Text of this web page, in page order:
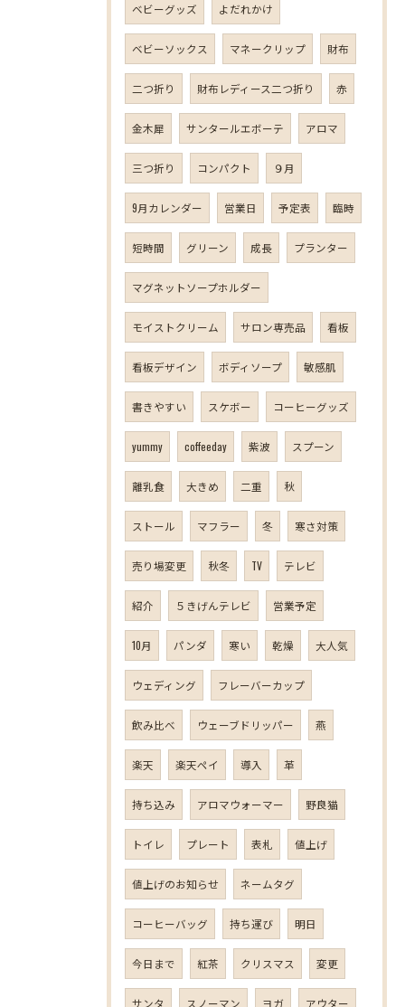
ベビーグッズ よだれかけ
ベビーソックス マネークリップ 財布
二つ折り 財布レディース二つ折り 赤
金木犀 サンタールエボーテ アロマ
三つ折り コンパクト ９月
9月カレンダー 営業日 予定表 臨時
短時間 グリーン 成長 プランター
マグネットソープホルダー
モイストクリーム サロン専売品 看板
看板デザイン ボディソープ 敏感肌
書きやすい スケボー コーヒーグッズ
yummy coffeeday 紫波 スプーン
離乳食 大きめ 二重 秋
ストール マフラー 冬 寒さ対策
売り場変更 秋冬 TV テレビ
紹介 ５きげんテレビ 営業予定
10月 パンダ 寒い 乾燥 大人気
ウェディング フレーバーカップ
飲み比べ ウェーブドリッパー 燕
楽天 楽天ペイ 導入 革
持ち込み アロマウォーマー 野良猫
トイレ プレート 表札 値上げ
値上げのお知らせ ネームタグ
コーヒーバッグ 持ち運び 明日
今日まで 紅茶 クリスマス 変更
サンタ スノーマン ヨガ アウター